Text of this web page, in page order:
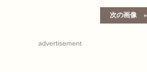
次の画像
advertisement